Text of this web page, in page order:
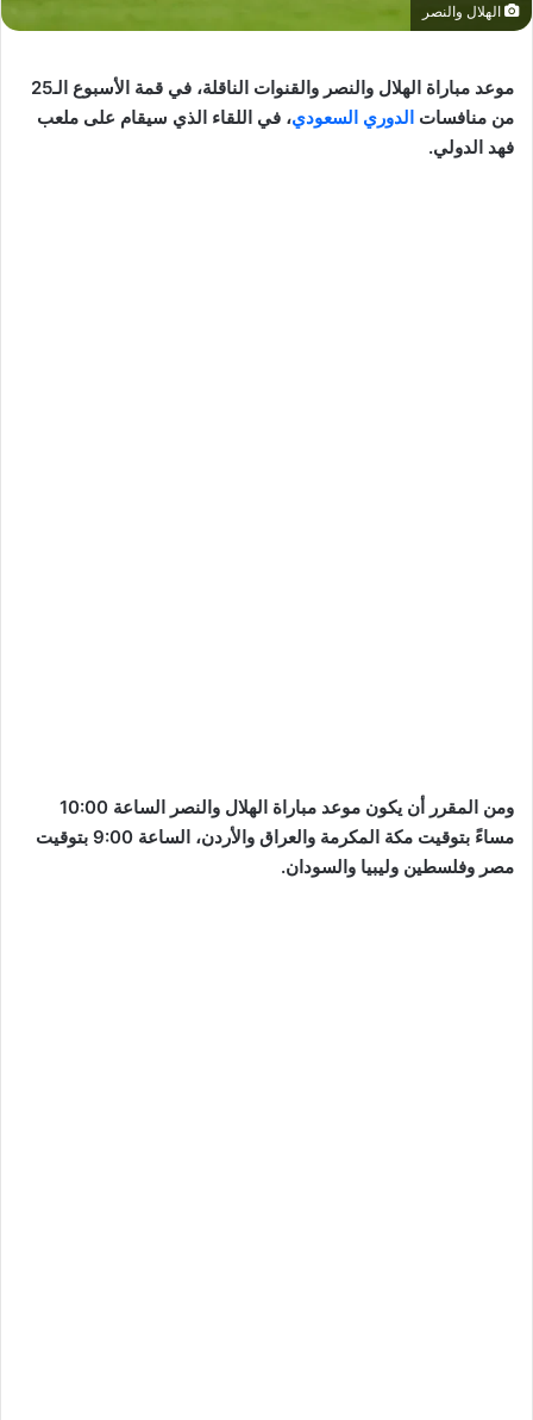
الهلال والنصر
موعد مباراة الهلال والنصر والقنوات الناقلة، في قمة الأسبوع الـ25
من منافسات الدوري السعودي، في اللقاء الذي سيقام على ملعب
فهد الدولي.
ومن المقرر أن يكون موعد مباراة الهلال والنصر الساعة 10:00
مساءً بتوقيت مكة المكرمة والعراق والأردن، الساعة 9:00 بتوقيت
مصر وفلسطين وليبيا والسودان.